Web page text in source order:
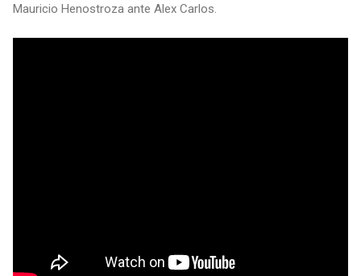
Mauricio Henostroza ante Alex Carlos.